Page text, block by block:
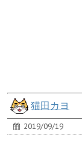
猫田カヨ
2019/09/19